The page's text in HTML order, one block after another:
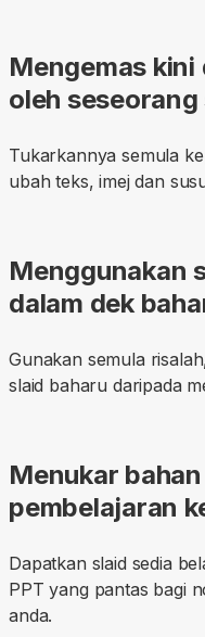
Mengemas
oleh seseorang
Tukarkannya semula
ubah teks, imej dan
Menggunakan
dalam dek
Gunakan semula
slaid baharu daripada
Menukar
pembelajaran
Dapatkan slaid sedia
PPT yang pantas bagi
anda.